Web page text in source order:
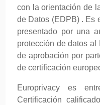
con la orientación de
de Datos (EDPB) . Es
presentado por una
protección de datos al
de aprobación por
de certificación
Europrivacy es
Certificación